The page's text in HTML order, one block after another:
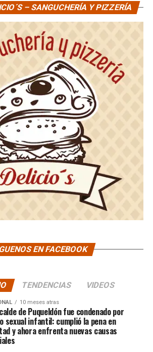
– SANGUCHERÍA Y PIZZERÍA
EN FACEBOOK
TENDENCIAS VIDEOS
10 meses atras
de Puqueldón fue condenado por
sexual infantil: cumplió la pena en
y ahora enfrenta nuevas causas